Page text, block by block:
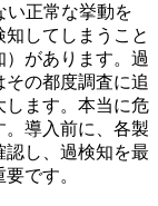
い正常な挙動を
してしまうこと
）があります。過
の都度調査に追
します。本当に危
。導入前に、各製
認し、過検知を最
です。